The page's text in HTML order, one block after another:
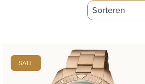
5
results
SALE